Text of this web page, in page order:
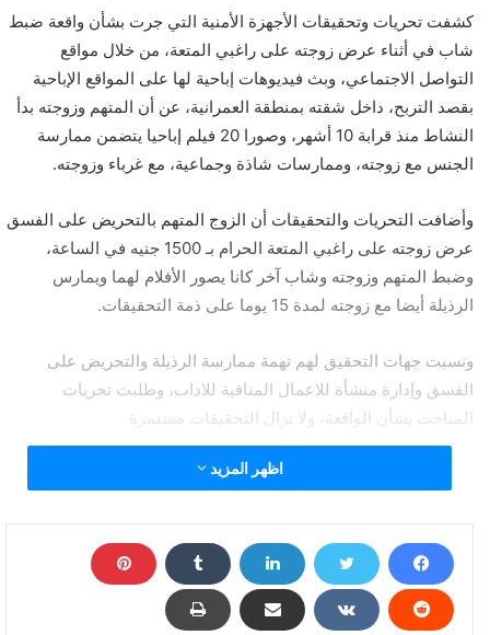
كشفت تحريات وتحقيقات الأجهزة الأمنية التي جرت بشأن واقعة ضبط
شاب في أثناء عرض زوجته على راغبي المتعة، من خلال مواقع
التواصل الاجتماعي، وبث فيديوهات إباحية لها على المواقع الإباحية
بقصد التربح، داخل شقته بمنطقة العمرانية، عن أن المتهم وزوجته بدأ
النشاط منذ قرابة 10 أشهر، وصورا 20 فيلم إباحيا يتضمن ممارسة
الجنس مع زوجته، وممارسات شاذة وجماعية، مع غرباء وزوجته.
وأضافت التحريات والتحقيقات أن الزوج المتهم بالتحريض على الفسق
عرض زوجته على راغبي المتعة الحرام بـ 1500 جنيه في الساعة،
وضبط المتهم وزوجته وشاب آخر كانا يصور الأفلام لهما ويمارس
الرذيلة أيضا مع زوجته لمدة 15 يوما على ذمة التحقيقات.
ونسبت جهات التحقيق لهم تهمة ممارسة الرذيلة والتحريض على
الفسق وإدارة منشأة للاعمال المنافية للاداب، وطلبت تحريات
المباحث بشأن الواقعة، ولا تزال التحقيقات مستمرة
الساعة بـ1500جنيه.. القصة الكاملة لضبط شاب عرض
اظهر المزيد